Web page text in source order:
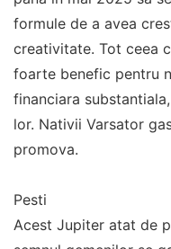
formule de a avea
creativitate. Tot ceea
foarte benefic pentru
financiara
lor. Nativii Varsator
promova.
Pesti
Acest Jupiter atat de